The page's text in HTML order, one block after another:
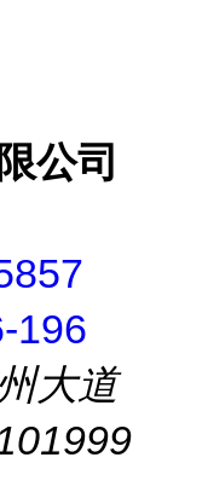
公司
196
大道